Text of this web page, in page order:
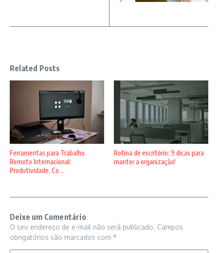
Related Posts
Ferramentas para Trabalho
Remoto Internacional:
Produtividade, Co ...
Rotina de escritório: 9 dicas para
manter a organização!
Deixe um Comentário
O seu endereço de e-mail não será publicado. Campos
obrigatórios são marcados com *